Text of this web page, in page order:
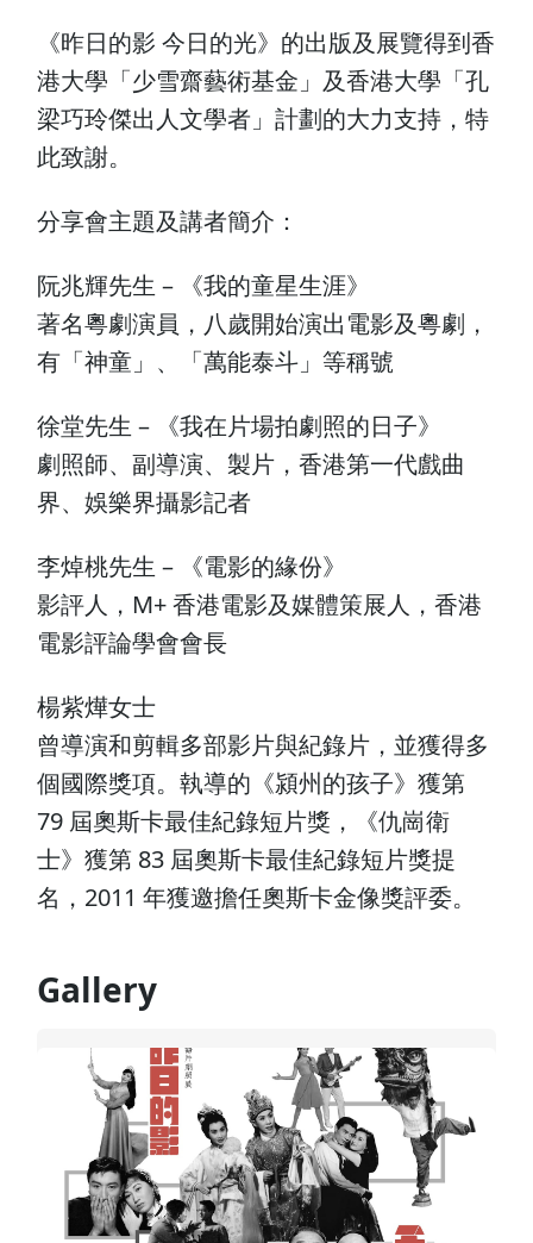
《昨日的影 今日的光》的出版及展覽得到香
港大學「少雪齋藝術基金」及香港大學「孔
梁巧玲傑出人文學者」計劃的大力支持，特
此致謝。
分享會主題及講者簡介：
阮兆輝先生 – 《我的童星生涯》
著名粵劇演員，八歲開始演出電影及粵劇，
有「神童」、「萬能泰斗」等稱號
徐堂先生 – 《我在片場拍劇照的日子》
劇照師、副導演、製片，香港第一代戲曲
界、娛樂界攝影記者
李焯桃先生 – 《電影的緣份》
影評人，M+ 香港電影及媒體策展人，香港
電影評論學會會長
楊紫燁女士
曾導演和剪輯多部影片與紀錄片，並獲得多
個國際獎項。執導的《潁州的孩子》獲第
79 屆奧斯卡最佳紀錄短片獎，《仇崗衛
士》獲第 83 屆奧斯卡最佳紀錄短片獎提
名，2011 年獲邀擔任奧斯卡金像獎評委。
Gallery